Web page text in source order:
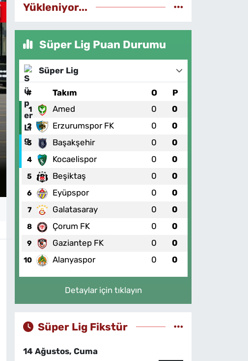
Yükleniyor...
Süper Lig Puan Durumu
Süper Lig
# Takım O P
1 Amed 0 0
2 Erzurumspor FK 0 0
3 Başakşehir 0 0
4 Kocaelispor 0 0
5 Beşiktaş 0 0
6 Eyüpspor 0 0
7 Galatasaray 0 0
8 Çorum FK 0 0
9 Gaziantep FK 0 0
10 Alanyaspor 0 0
Detaylar için tıklayın
Süper Lig Fikstür
14 Ağustos, Cuma